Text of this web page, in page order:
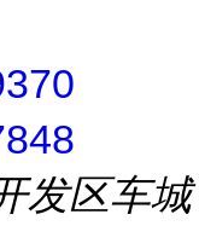
发区车城